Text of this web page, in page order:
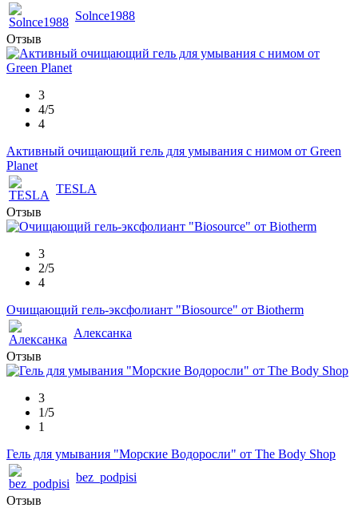
Solnce1988
Отзыв
3
4/5
4
Активный очищающий гель для умывания с нимом от Green
Planet
TESLA
Отзыв
3
2/5
4
Очищающий гель-эксфолиант "Biosource" от Biotherm
Алексанка
Отзыв
3
1/5
1
Гель для умывания "Морские Водоросли" от The Body Shop
bez_podpisi
Отзыв